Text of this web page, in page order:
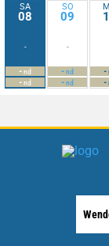
SA
08
-
-nd
-nd
SO
09
-
-nd
-nd
-
-